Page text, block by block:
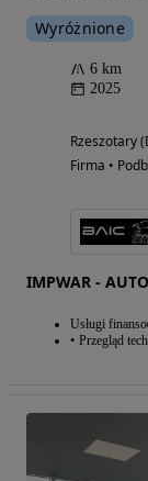
Wyróżnione
6 km
2025
Rzeszotary
Firma •
IMPWAR -
Usługi
Przegląd